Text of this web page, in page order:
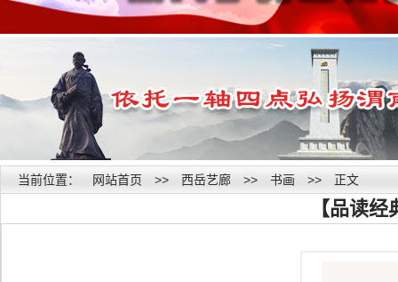
当前位置： 网站首页 >> 西岳艺廊 >> 书画 >> 正文
【品读